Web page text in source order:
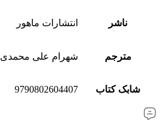
ناشر انتشارات ماهور
مترجم شهرام علی محمدی
شابک کتاب 9790802604407